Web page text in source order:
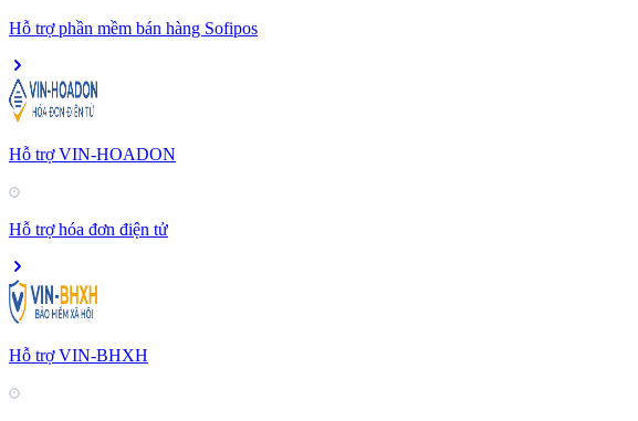
Hỗ trợ phần mềm bán hàng Sofipos
Hỗ trợ VIN-HOADON
Hỗ trợ hóa đơn điện tử
Hỗ trợ VIN-BHXH